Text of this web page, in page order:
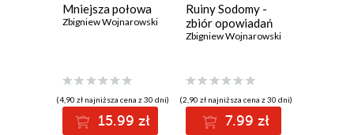
Mniejsza połowa
Zbigniew Wojnarowski
(4,90 zł najniższa cena z 30 dni)
15.99 zł
Ruiny Sodomy -
zbiór opowiadań
Zbigniew Wojnarowski
(2,90 zł najniższa cena z 30 dni)
7.99 zł